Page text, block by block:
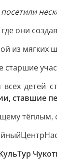
они
из
старшие
детей
ставшие